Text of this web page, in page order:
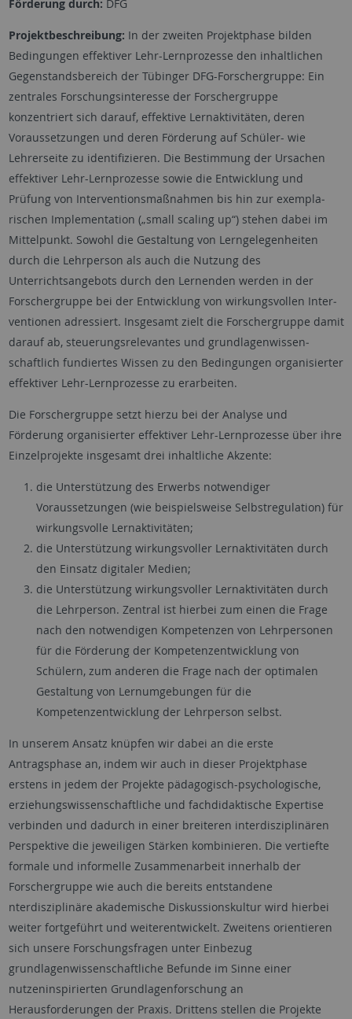
Förderung durch: DFG
Projektbeschreibung: In der zweiten Projektphase bilden
Bedingungen effektiver Lehr-Lernprozesse den inhaltlichen
Gegenstandsbereich der Tübinger DFG-Forschergruppe: Ein
zentrales Forschungsinteresse der Forschergruppe
konzentriert sich darauf, effektive Lern­­­ak­ti­vi­täten, deren
Voraussetzungen und deren Förderung auf Schüler- wie
Lehrerseite zu iden­ti­fi­zie­ren. Die Bestimmung der Ursachen
effektiver Lehr-Lern­pro­zes­se sowie die Ent­wick­lung und
Prüfung von Interventionsmaßnahmen bis hin zur exem­pla­
rischen Imple­men­ta­tion („small scaling up“) stehen dabei im
Mittelpunkt. Sowohl die Gestaltung von Lern­ge­le­gen­heiten
durch die Lehrperson als auch die Nutzung des
Unterrichtsangebots durch den Ler­nen­den werden in der
Forschergruppe bei der Entwicklung von wirkungsvollen Inter­
ven­tio­nen adressiert. Insgesamt zielt die Forschergruppe damit
darauf ab, steuerungsrelevantes und grund­lagen­wissen­
schaftlich fundiertes Wissen zu den Bedingungen organisierter
effektiver Lehr-Lern­pro­zesse zu erarbeiten.
Die Forschergruppe setzt hierzu bei der Analyse und
Förderung organisierter effektiver Lehr-Lernprozesse über ihre
Einzelprojekte insgesamt drei inhaltliche Akzente:
die Unterstützung des Erwerbs notwendiger
Voraussetzungen (wie beispielsweise Selbstregulation) für
wirkungsvolle Lernaktivitäten;
die Unterstützung wirkungsvoller Lernaktivitäten durch
den Einsatz digitaler Medien;
die Unterstützung wirkungsvoller Lernaktivitäten durch
die Lehrperson. Zentral ist hierbei zum einen die Frage
nach den notwendigen Kompetenzen von Lehrpersonen
für die Förderung der Kompetenzentwicklung von
Schülern, zum anderen die Frage nach der optimalen
Gestaltung von Lernumgebungen für die
Kompetenzentwicklung der Lehrperson selbst.
In unserem Ansatz knüpfen wir dabei an die erste
Antragsphase an, indem wir auch in dieser Projektphase
erstens in jedem der Projekte pädagogisch-psychologische,
erziehungswissenschaftliche und fachdidaktische Expertise
verbinden und dadurch in einer breiteren interdisziplinären
Perspektive die jeweiligen Stärken kombinieren. Die vertiefte
formale und informelle Zusammenarbeit innerhalb der
Forschergruppe wie auch die bereits entstandene
nterdisziplinäre akademische Diskussionskultur wird hierbei
weiter fortgeführt und weiterentwickelt. Zweitens orientieren
sich unsere Forschungsfragen unter Einbezug
grundlagenwissenschaftliche Befunde im Sinne einer
nutzeninspirierten Grundlagenforschung an
Herausforderungen der Praxis. Drittens stellen die Projekte